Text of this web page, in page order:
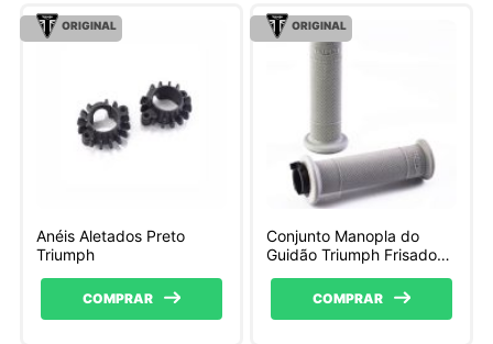
ORIGINAL
Anéis Aletados Preto
Triumph
COMPRAR
ORIGINAL
Conjunto Manopla do
Guidão Triumph Frisado
COMPRAR